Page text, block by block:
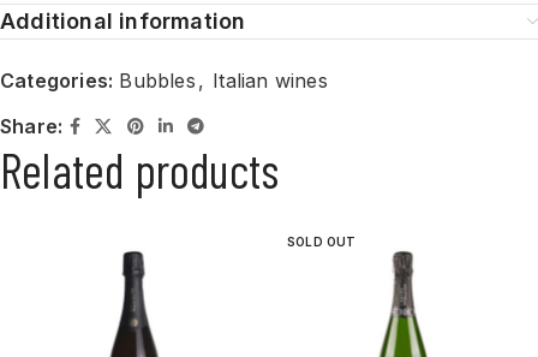
Additional information
Categories: Bubbles , Italian wines
Share:
Related products
SOLD OUT